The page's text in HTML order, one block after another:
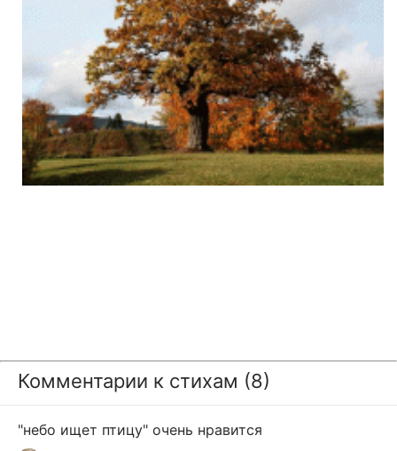
Комментарии к стихам (8)
"небо ищет птицу" очень нравится